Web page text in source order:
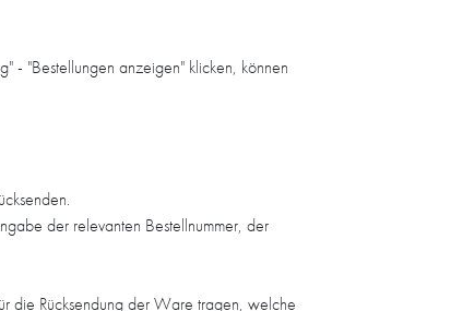
- "Bestellungen anzeigen" klicken, können
der relevanten Bestellnummer, der
die Rücksendung der Ware tragen, welche